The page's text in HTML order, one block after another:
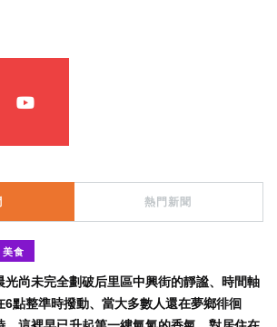
熱門新聞
美食
光尚未完全劃破后里區中興街的靜謐、時間軸
6點整準時撥動、當大多數人還在夢鄉徘徊